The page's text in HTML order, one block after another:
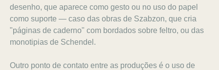
desenho, que aparece como gesto ou no uso do papel
como suporte — caso das obras de Szabzon, que cria
"páginas de caderno" com bordados sobre feltro, ou das
monotipias de Schendel.
Outro ponto de contato entre as produções é o uso de